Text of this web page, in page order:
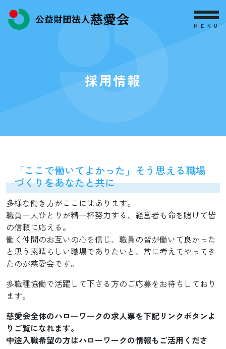
MENU
採用情報
「ここで働いてよかった」そう思える職場
づくりをあなたと共に
多様な働き方がここにはあります。
職員一人ひとりが精一杯努力する、経営者も命を賭けて皆
の信頼に応える。
働く仲間のお互いの心を信じ、職員の皆が働いて良かった
と思う素晴らしい職場でありたいと、常に考えてやってき
たのが慈愛会です。
多職種協働で活躍して下さる方のご応募をお待ちしており
ます。
慈愛会全体のハローワークの求人票を下記リンクボタンよ
りご覧になれます。
中途入職希望の方はハローワークの情報もご活用くださ